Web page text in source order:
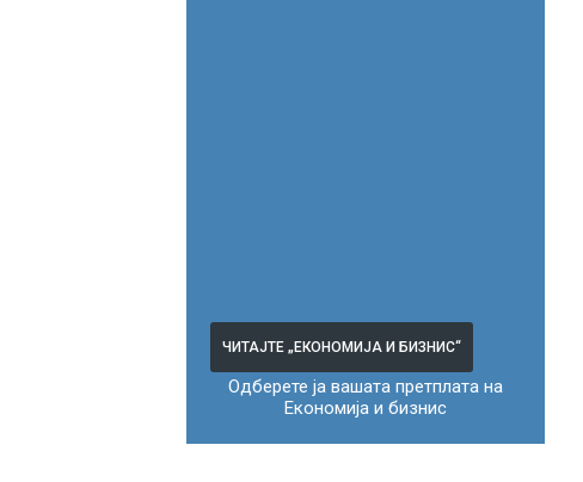
ЧИТАЈТЕ „ЕКОНОМИЈА И БИЗНИС“
Одберете ја вашата претплата на
Економија и бизнис